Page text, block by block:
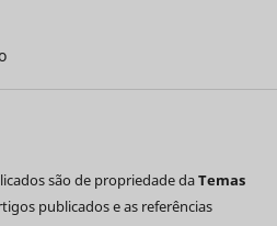
são de propriedade daTemas
publicados e as referências